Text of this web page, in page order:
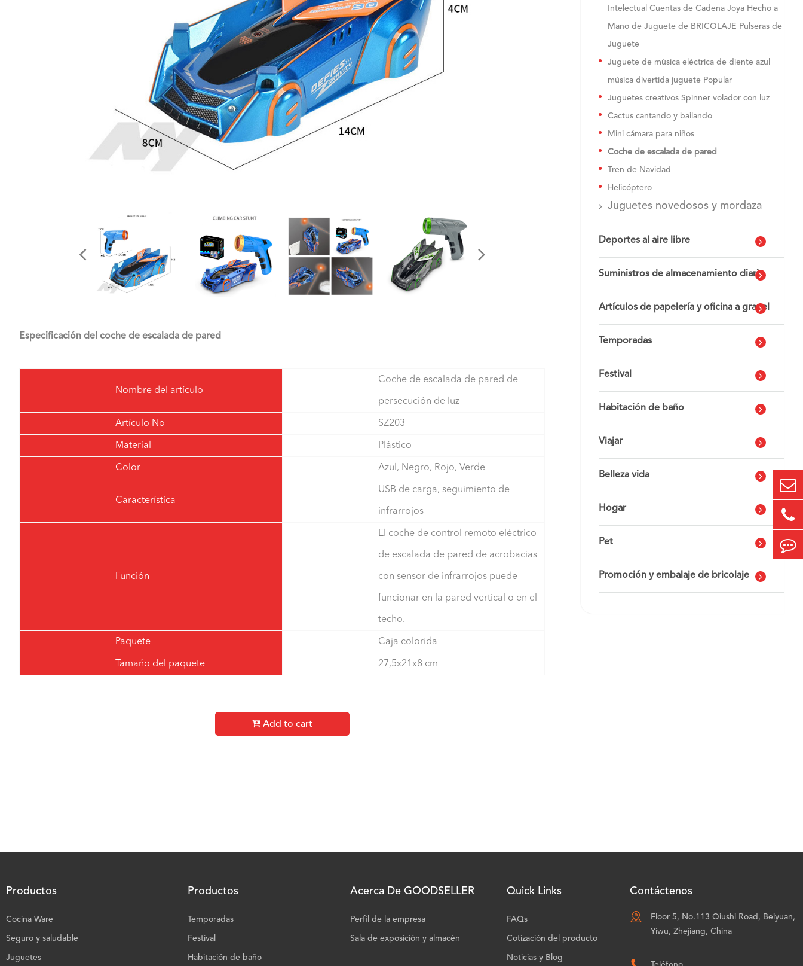
Especificación del coche de escalada de pared
Nombre del artículo
Coche de escalada de pared de
persecución de luz
Artículo No SZ203
Material Plástico
Color Azul, Negro, Rojo, Verde
Característica
USB de carga, seguimiento de
infrarrojos
Función
El coche de control remoto eléctrico
de escalada de pared de acrobacias
con sensor de infrarrojos puede
funcionar en la pared vertical o en el
techo.
Paquete Caja colorida
Tamaño del paquete 27,5x21x8 cm
Add to cart
Intelectual Cuentas de Cadena Joya Hecho a
Mano de Juguete de BRICOLAJE Pulseras de
Juguete
Juguete de música eléctrica de diente azul
música divertida juguete Popular
Juguetes creativos Spinner volador con luz
Cactus cantando y bailando
Mini cámara para niños
Coche de escalada de pared
Tren de Navidad
Helicóptero
Juguetes novedosos y mordaza
Deportes al aire libre
Suministros de almacenamiento diario
Artículos de papelería y oficina a granel
Temporadas
Festival
Habitación de baño
Viajar
Belleza vida
Hogar
Pet
Promoción y embalaje de bricolaje
Productos
Cocina Ware
Seguro y saludable
Juguetes
Productos
Temporadas
Festival
Habitación de baño
Acerca De GOODSELLER
Perfil de la empresa
Sala de exposición y almacén
Quick Links
FAQs
Cotización del producto
Noticias y Blog
Contáctenos

Floor 5, No.113 Qiushi Road, Beiyuan,
Yiwu, Zhejiang, China